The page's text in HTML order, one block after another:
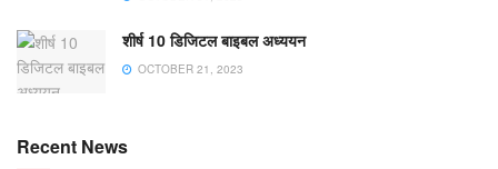
शीर्ष 10 डिजिटल बाइबल अध्ययन
OCTOBER 21, 2023
Recent News